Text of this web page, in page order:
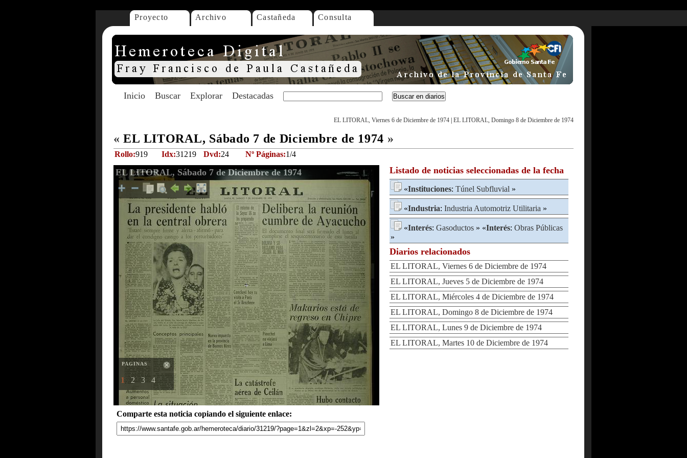
Proyecto Archivo Castañeda Consulta
Inicio Buscar Explorar Destacadas
EL LITORAL, Viernes 6 de Diciembre de 1974 EL LITORAL, Domingo 8 de Diciembre de 1974
« EL LITORAL, Sábado 7 de Diciembre de 1974 »
Rollo:919 Idx:31219 Dvd:24 Nº Páginas:1/4
EL LITORAL, Sábado 7 de Diciembre de 1974
PAGINAS
1 2 3 4
Comparte esta noticia copiando el siguiente enlace:
Listado de noticias seleccionadas de la fecha
«Instituciones: Túnel Subfluvial »
«Industria: Industria Automotriz Utilitaria »
«Interés: Gasoductos » «Interés: Obras Públicas
»
Diarios relacionados
EL LITORAL, Viernes 6 de Diciembre de 1974
EL LITORAL, Jueves 5 de Diciembre de 1974
EL LITORAL, Miércoles 4 de Diciembre de 1974
EL LITORAL, Domingo 8 de Diciembre de 1974
EL LITORAL, Lunes 9 de Diciembre de 1974
EL LITORAL, Martes 10 de Diciembre de 1974